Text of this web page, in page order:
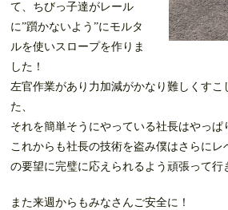
て、ちびっ子達がレール
に”躓かないよう”にモルタ
ルを使いスロープを作りま
した！
左官作業があり力加減がかなり難しくすこ
た、
それを簡単そうにやっている社長はやっぱ
これからも社長の技術を盗み僕はさらにレ
の要望に完璧に応えられるよう頑張って行
また来週からもみなさんご安全に！